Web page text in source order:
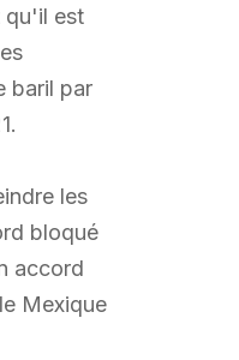
qu'il est
baril par
les
bloqué
accord
Mexique